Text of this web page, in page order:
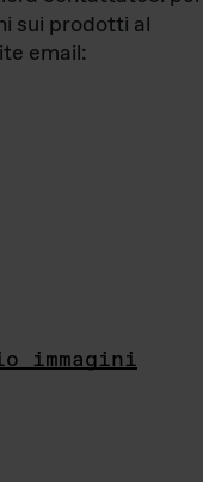
sui prodotti al
email:
immagini